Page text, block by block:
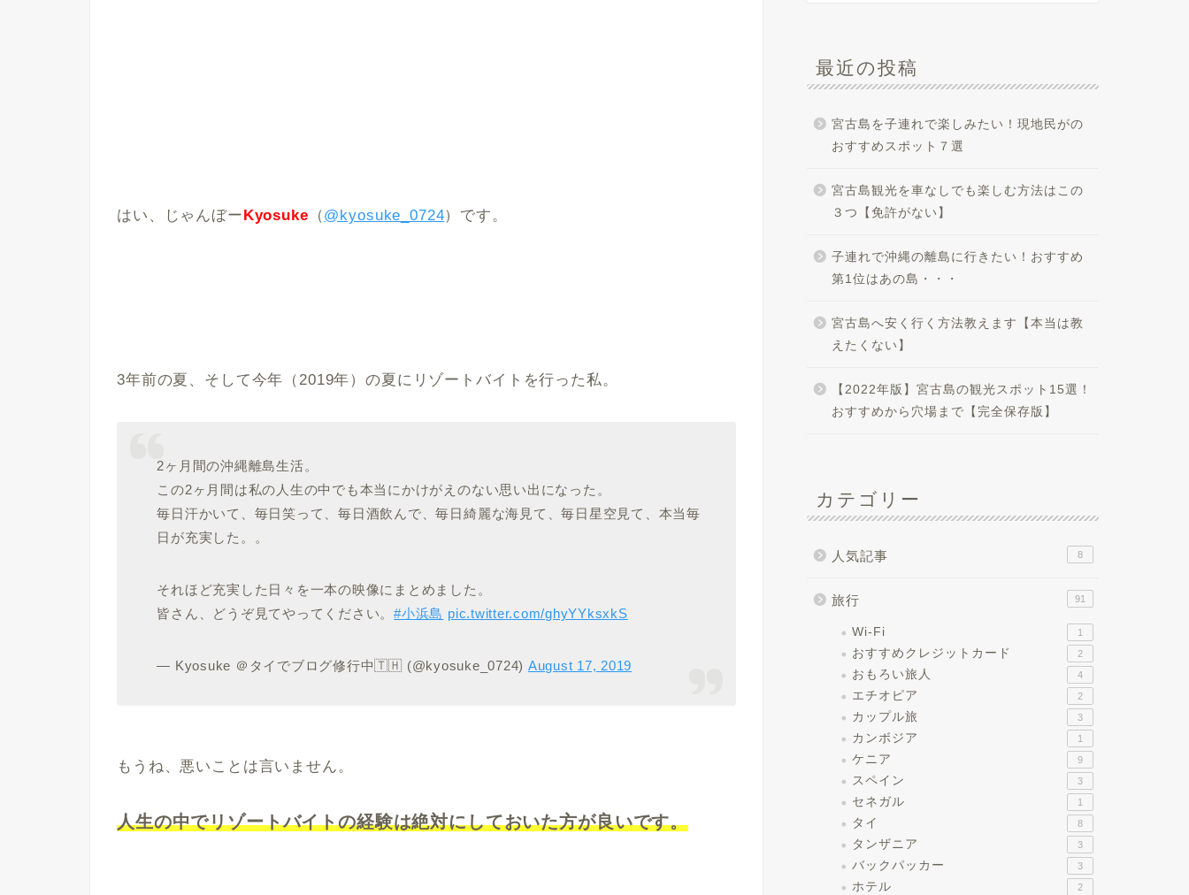
はい、じゃんぼーKyosuke （@kyosuke_0724）です。
3年前の夏、そして今年（2019年）の夏にリゾートバイトを行った私。
2ヶ月間の沖縄離島生活。
この2ヶ月間は私の人生の中でも本当にかけがえのない思い出になった。
毎日汗かいて、毎日笑って、毎日酒飲んで、毎日綺麗な海見て、毎日星空見て、本当毎
日が充実した。。
それほど充実した日々を一本の映像にまとめました。
皆さん、どうぞ見てやってください。#小浜島 pic.twitter.com/ghyYYksxkS
— Kyosuke ＠タイでブログ修行中🇹🇭 (@kyosuke_0724) August 17, 2019
もうね、悪いことは言いません。
人生の中でリゾートバイトの経験は絶対にしておいた方が良いです。
最近の投稿
宮古島を子連れで楽しみたい！現地民がの
おすすめスポット７選
宮古島観光を車なしでも楽しむ方法はこの
３つ【免許がない】
子連れで沖縄の離島に行きたい！おすすめ
第1位はあの島・・・
宮古島へ安く行く方法教えます【本当は教
えたくない】
【2022年版】宮古島の観光スポット15選！
おすすめから穴場まで【完全保存版】
カテゴリー
人気記事 8
旅行 91
Wi-Fi 1
おすすめクレジットカード 2
おもろい旅人 4
エチオピア 2
カップル旅 3
カンボジア 1
ケニア 9
スペイン 3
セネガル 1
タイ 8
タンザニア 3
バックパッカー 3
ホテル 2